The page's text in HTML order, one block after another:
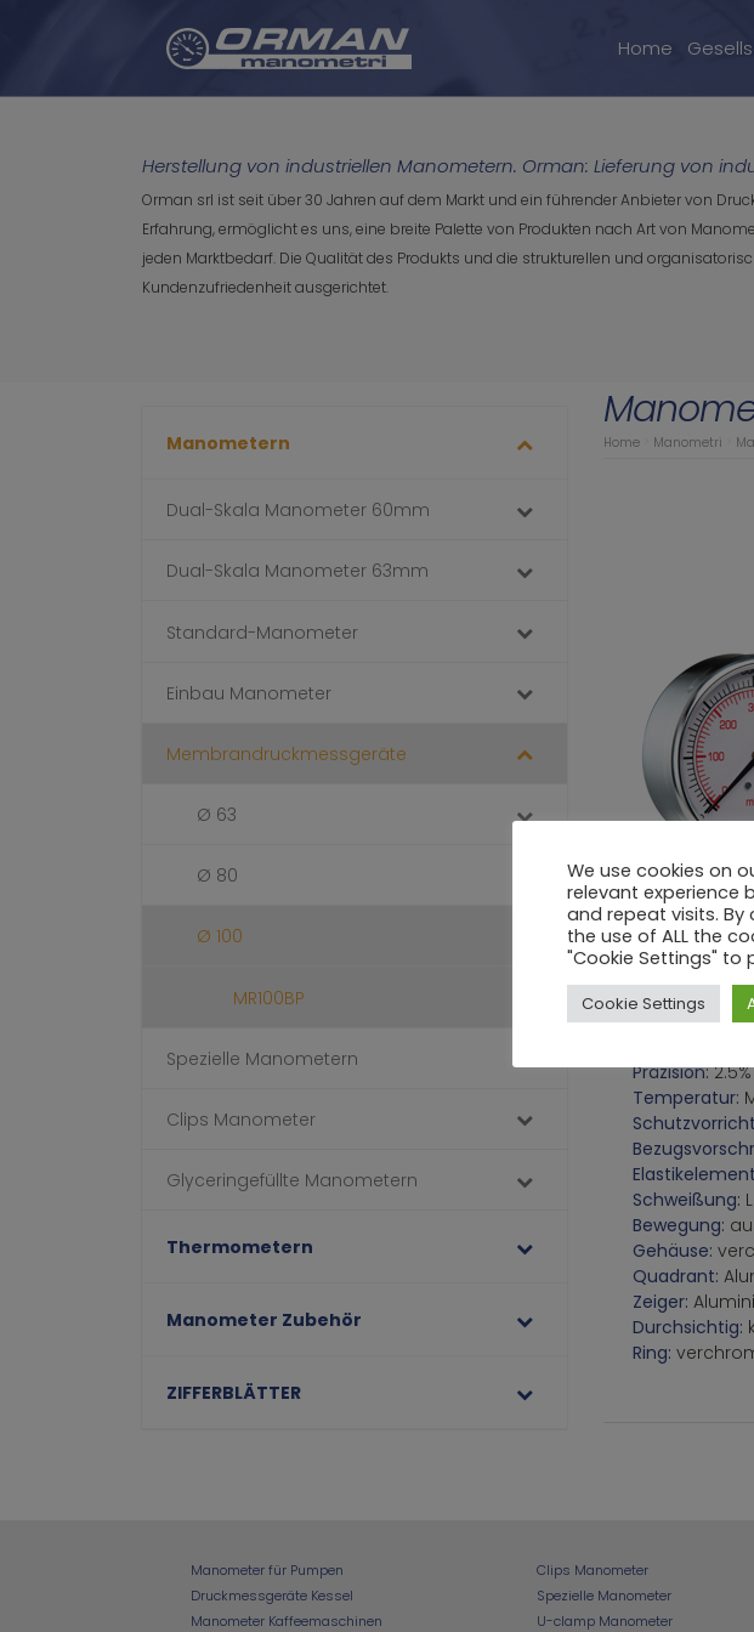
Home
Herstellung von industriellen Manometern. Orman: Lieferung von
Orman srl ist seit über 30 Jahren auf dem Markt und ein führender Anbieter von
Erfahrung, ermöglicht es uns, eine breite Palette von Produkten nach Art von
jeden Marktbedarf. Die Qualität des Produkts und die strukturellen und
Kundenzufriedenheit ausgerichtet.
Manometern
Dual-Skala Manometer 60mm
Dual-Skala Manometer 63mm
Standard-Manometer
Einbau Manometer
Membrandruckmessgeräte
Ø 63
Ø 80
Ø 100
MR100BP
Spezielle Manometern
Clips Manometer
Glyceringefüllte Manometern
Thermometern
Manometer Zubehör
ZIFFERBLÄTTER
Home Manometri
Modell:
Durchmesser:
Anschluss:
Präzision:2.5%
Temperatur:
Schweißung:
Bewegung:
Gehäuse:
Quadrant:
Zeiger:
Durchsichtig:
Ring:
Manometer für Pumpen
Druckmessgeräte Kessel
Manometer Kaffeemaschinen
Clips Manometer
Spezielle Manometer
U-clamp Manometer
We use cookies on
relevant experience
and repeat visits. By
the use of ALL the
"Cookie Settings" to
Cookie Settings